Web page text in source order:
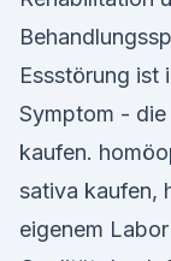
Essstörung ist
Symptom - die
kaufen.
sativa kaufen,
eigenem